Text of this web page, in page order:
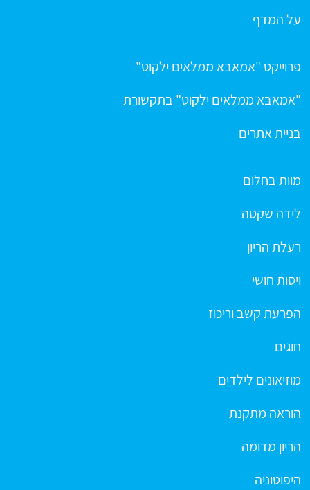
על המדף
פרוייקט "אמאבא ממלאים ילקוט"
"אמאבא ממלאים ילקוט" בתקשורת
בניית אתרים
מוות בחלום
לידה שקטה
רעלת הריון
ויסות חושי
הפרעת קשב וריכוז
חוגים
מוזיאונים לילדים
הוראה מתקנת
הריון מדומה
היפוטוניה